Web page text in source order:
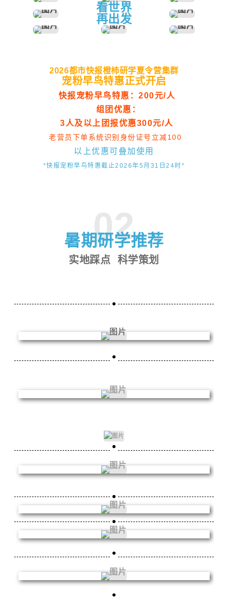
看世界
再出发
2026都市快报橙柿研学夏令营集群
宠粉早鸟特惠正式开启
快报宠粉早鸟特惠：200元/人
组团优惠：
3人及以上团报优惠300元/人
老营员下单系统识别身份证号立减100
以上优惠可叠加使用
*快报宠粉早鸟特惠截止2026年5月31日24时*
02
暑期研学推荐
实地踩点 科学策划